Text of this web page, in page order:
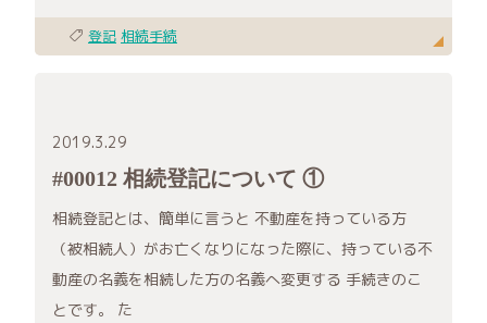
登記 相続手続
2019.3.29
#00012 相続登記について ①
相続登記とは、簡単に言うと 不動産を持っている方
（被相続人）がお亡くなりになった際に、持っている不
動産の名義を相続した方の名義へ変更する 手続きのこ
とです。 た